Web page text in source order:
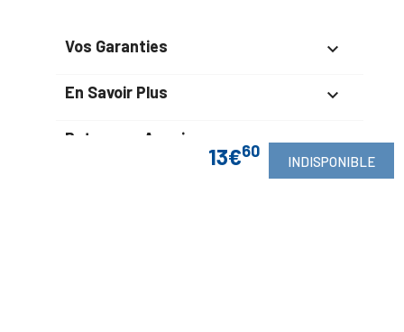
13€60
INDISPONIBLE
Vos Garanties 
En Savoir Plus 
Retrouvez Aussi 